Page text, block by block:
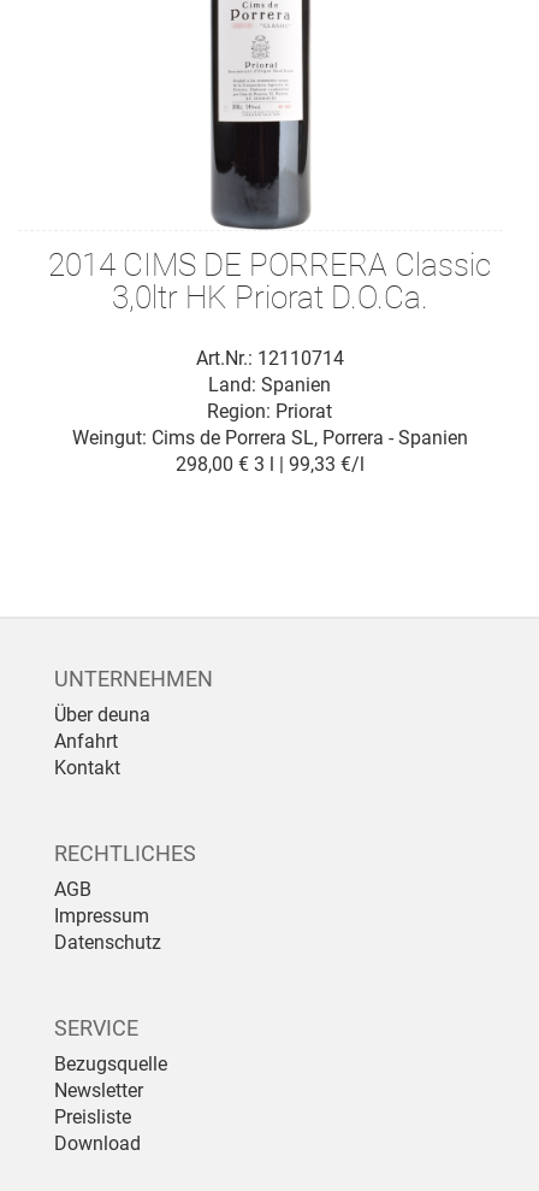
2014 CIMS DE PORRERA Classic
3,0ltr HK Priorat D.O.Ca.
Art.Nr.: 12110714
Land: Spanien
Region: Priorat
Weingut: Cims de Porrera SL, Porrera - Spanien
298,00 € 3 l | 99,33 €/l
UNTERNEHMEN
Über deuna
Anfahrt
Kontakt
RECHTLICHES
AGB
Impressum
Datenschutz
SERVICE
Bezugsquelle
Newsletter
Preisliste
Download